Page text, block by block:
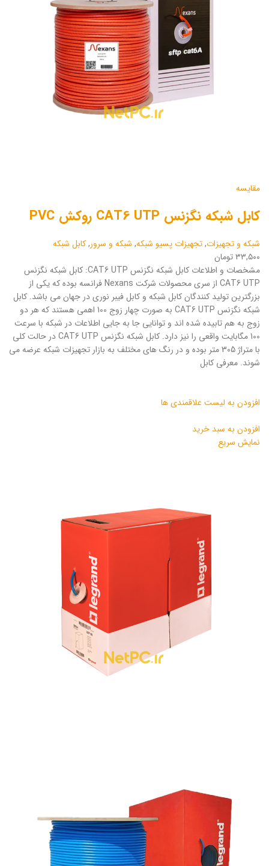
مقایسه
کابل شبکه نگزنس CAT6 UTP روکش PVC
شبکه و تجهیزات,تجهیزات پسیو شبکه, شبکه و سرور,کابل شبکه
۳۳,۵۰۰ تومان
مشخصات و اطلاعات کابل شبکه نگزنس CAT6 UTP: کابل شبکه نگزنس
CAT6 UTP از سری محصولات شرکت Nexans فرانسه بوده که یکی از
بزرگترین تولید کنندگان کابل شبکه و کابل فیبر نوری در جهان می باشد. کابل
شبکه نگزنس CAT6 UTP به صورت چهار زوج 100 اهمی هستند که هر دو
زوج به هم تابیده شده اند و توانایی جا به جایی اطلاعات در شبکه با سرعت
100 مگابایت واقعی را نیز دارد. کابل شبکه نگزنس CAT6 UTP در حالت کلی
با متراژ 305 متر بوده و در رنگ های مختلف به بازار تجهیزات شبکه عرضه می
شوند. معرفی کابل
افزودن به لیست علاقمندی ها
افزودن به سبد خرید
نمایش سریع